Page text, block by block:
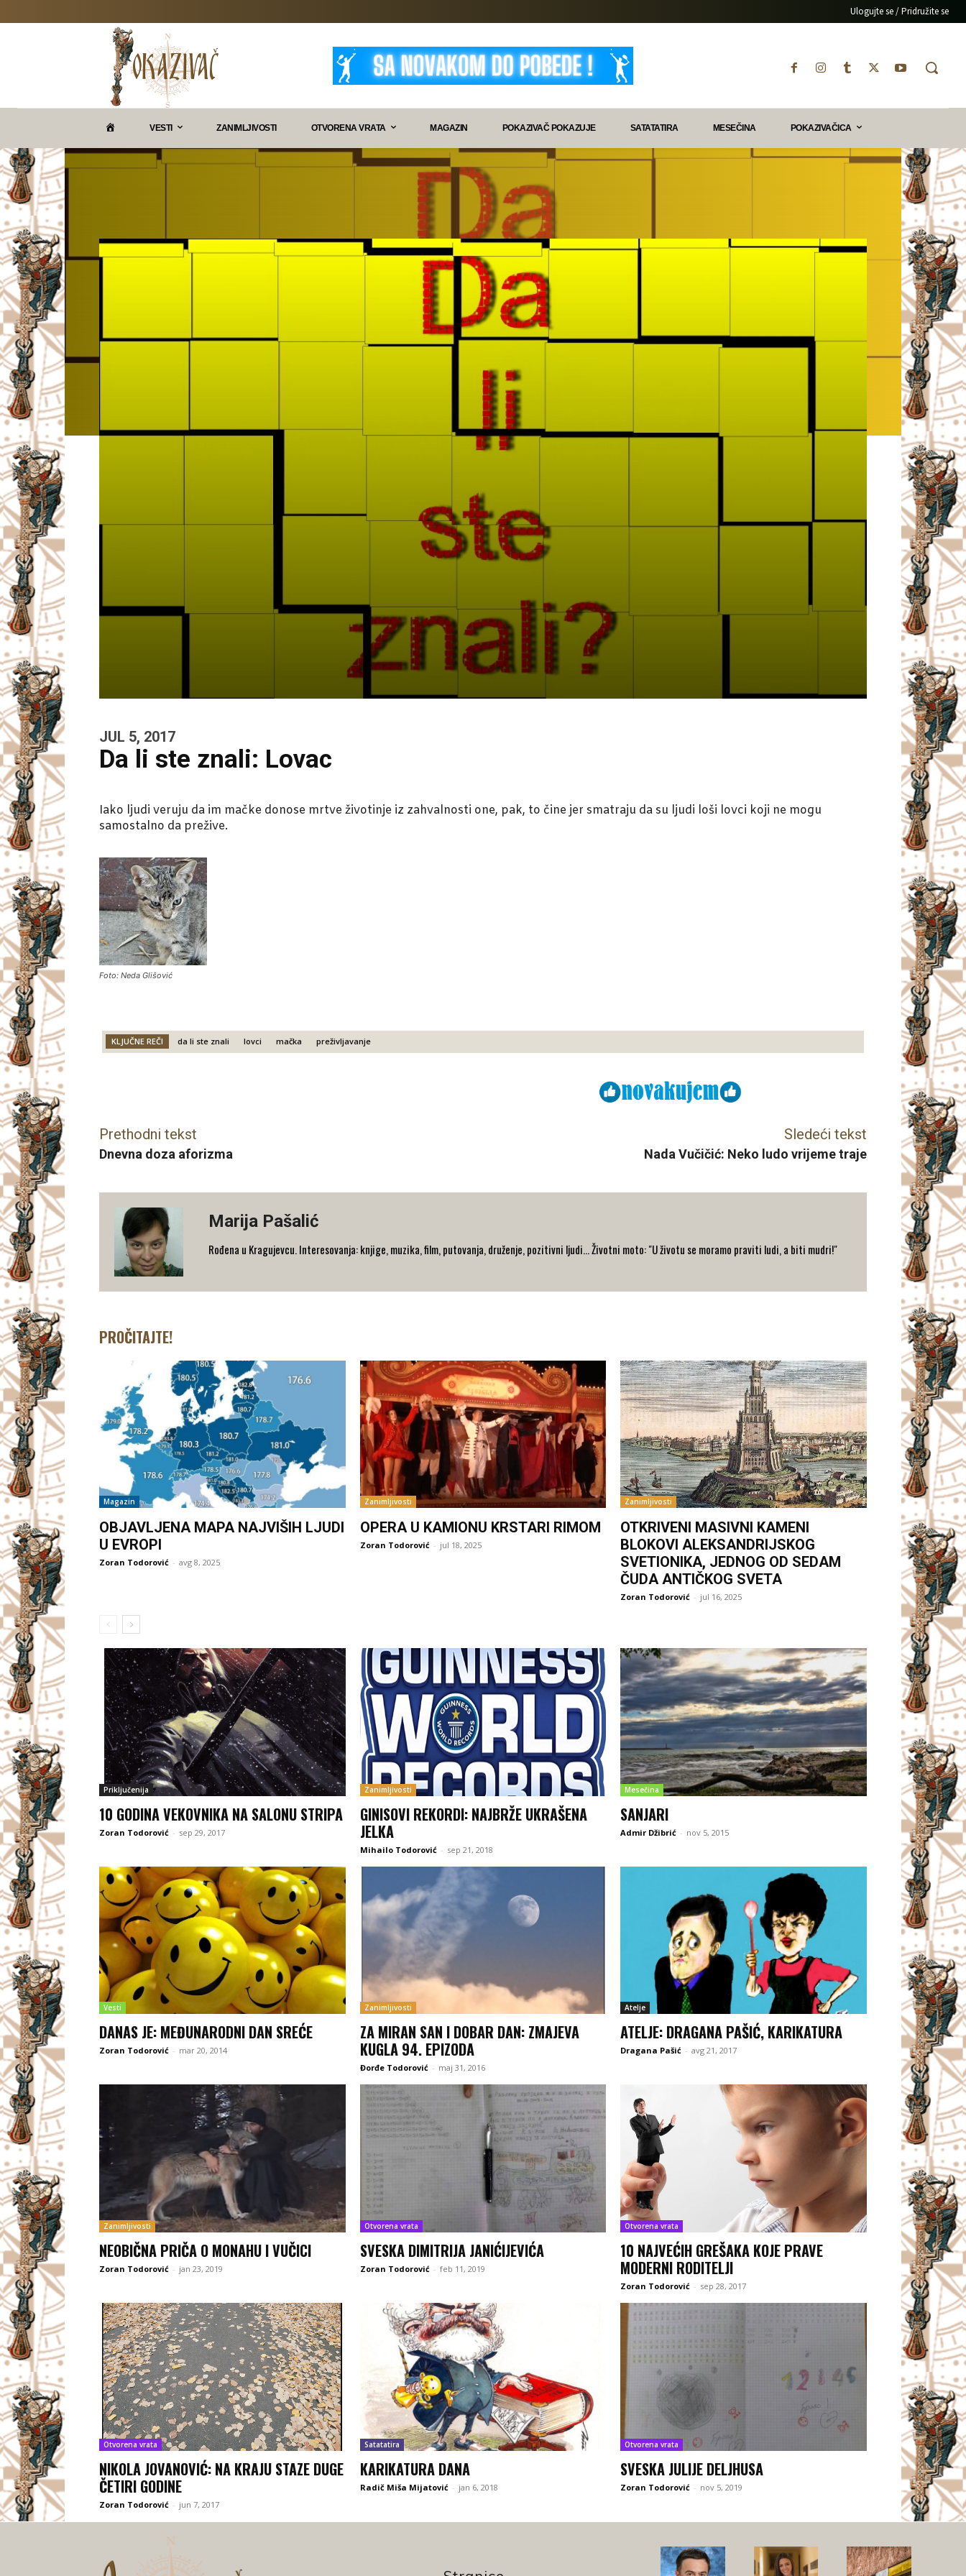
Ulogujte se / Pridružite se
O
A
VESTI ZANIMLJIVOSTI OTVORENA VRATA MAGAZIN POKAZIVAČ POKAZUJE SATATATIRA MESEČINA POKAZIVAČICA
JUL 5, 2017
Da li ste znali: Lovac
Iako ljudi veruju da im mačke donose mrtve životinje iz zahvalnosti one, pak, to čine jer smatraju da su ljudi loši lovci koji ne mogu
samostalno da prežive.
Foto: Neda Glišović
KLJUČNE REČI da li ste znali lovci mačka preživljavanje
Prethodni tekst
Dnevna doza aforizma
Sledeći tekst
Nada Vučičić: Neko ludo vrijeme traje
Marija Pašalić
​Rođena u Kragujevcu. Interesovanja: knjige, muzika, film, putovanja, druženje, pozitivni ljudi... Životni moto: "U životu se moramo praviti ludi, a biti mudri!"
PROČITAJTE!
Magazin
OBJAVLJENA MAPA NAJVIŠIH LJUDI
U EVROPI
Zoran Todorović - avg 8, 2025
Zanimljivosti
OPERA U KAMIONU KRSTARI RIMOM
Zoran Todorović - jul 18, 2025
Zanimljivosti
OTKRIVENI MASIVNI KAMENI
BLOKOVI ALEKSANDRIJSKOG
SVETIONIKA, JEDNOG OD SEDAM
ČUDA ANTIČKOG SVETA
Zoran Todorović - jul 16, 2025
Priključenija
10 GODINA VEKOVNIKA NA SALONU STRIPA
Zoran Todorović - sep 29, 2017
Zanimljivosti
GINISOVI REKORDI: NAJBRŽE UKRAŠENA
JELKA
Mihailo Todorović - sep 21, 2018
Mesečina
SANJARI
Admir Džibrić - nov 5, 2015
Vesti
DANAS JE: MEĐUNARODNI DAN SREĆE
Zoran Todorović - mar 20, 2014
Zanimljivosti
ZA MIRAN SAN I DOBAR DAN: ZMAJEVA
KUGLA 94. EPIZODA
Đorđe Todorović - maj 31, 2016
Atelje
ATELJE: DRAGANA PAŠIĆ, KARIKATURA
Dragana Pašić - avg 21, 2017
Zanimljivosti
NEOBIČNA PRIČA O MONAHU I VUČICI
Zoran Todorović - jan 23, 2019
Otvorena vrata
SVESKA DIMITRIJA JANIĆIJEVIĆA
Zoran Todorović - feb 11, 2019
Otvorena vrata
10 NAJVEĆIH GREŠAKA KOJE PRAVE
MODERNI RODITELJI
Zoran Todorović - sep 28, 2017
Otvorena vrata
NIKOLA JOVANOVIĆ: NA KRAJU STAZE DUGE
ČETIRI GODINE
Zoran Todorović - jun 7, 2017
Satatatira
KARIKATURA DANA
Radič Miša Mijatović - jan 6, 2018
Otvorena vrata
SVESKA JULIJE DELJHUSA
Zoran Todorović - nov 5, 2019